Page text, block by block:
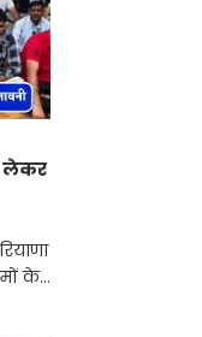
लेकर
के